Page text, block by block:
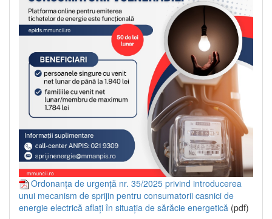
Ordonanța de urgență nr. 35/2025 privind introducerea
unui mecanism de sprijin pentru consumatorii casnici de
energie electrică aflați în situația de sărăcie energetică (pdf)